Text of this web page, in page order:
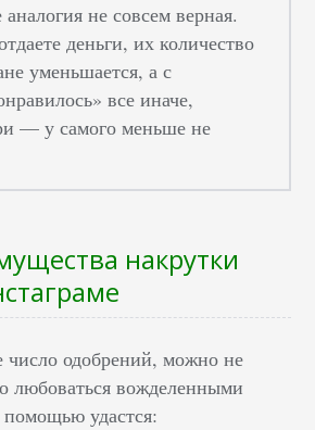
не совсем верная.
деньги, их количество
уменьшается, а с
все иначе,
— у самого меньше не
накрутки
одобрений, можно не
любоваться вожделенными
удастся: